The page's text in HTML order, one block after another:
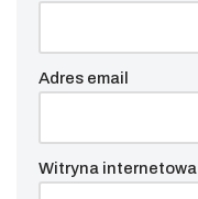
Adres email
Witryna internetowa